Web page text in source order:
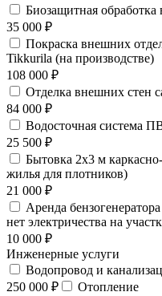
Биозащитная обработка
35 000 ₽
Покраска внешних
Tikkurila (на производстве)
108 000 ₽
Отделка внешних стен
84 000 ₽
Водосточная система
25 500 ₽
Бытовка 2х3 м
жилья для плотников)
21 000 ₽
Аренда
нет электричества на
10 000 ₽
Инженерные услуги
Водопровод и
250 000 ₽
Отопление